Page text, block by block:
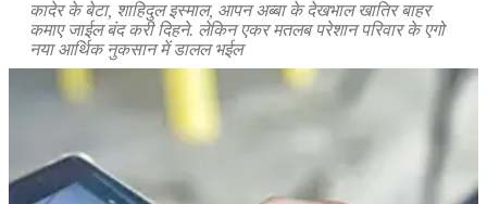
कादेर के बेटा, शाहिदुल इस्माल, आपन अब्बा के देखभाल खातिर बाहर
कमाए जाईल बंद करी दिहने. लेकिन एकर मतलब परेशान परिवार के एगो
नया आर्थिक नुकसान में डालल भईल